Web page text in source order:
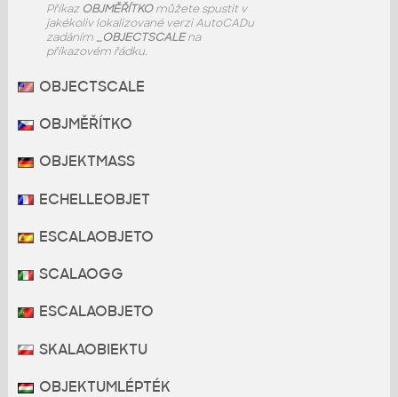
Příkaz OBJMĚŘÍTKOmůžete spustit v
jakékoliv lokalizované verzi AutoCADu
zadáním _OBJECTSCALEna
příkazovém řádku.
OBJECTSCALE
OBJMĚŘÍTKO
OBJEKTMASS
ECHELLEOBJET
ESCALAOBJETO
SCALAOGG
ESCALAOBJETO
SKALAOBIEKTU
OBJEKTUMLÉPTÉK